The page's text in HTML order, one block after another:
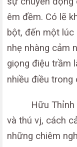
êm đềm. Có lẽ
bột, đến một lúc
nhẹ nhàng cảm
giọng điệu trầm
nhiều điều trong
Hữu
và thú vj, cách
những chiêm